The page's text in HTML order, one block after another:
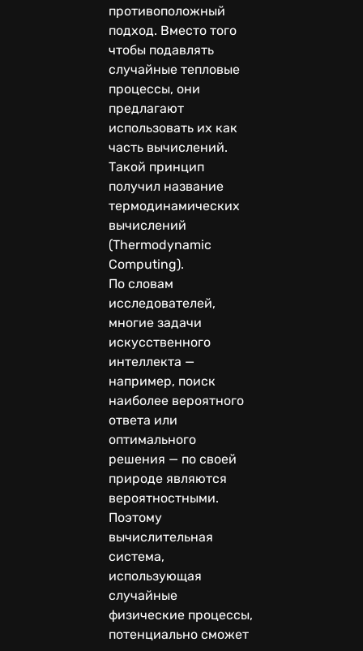
противоположный
подход. Вместо того
чтобы подавлять
случайные тепловые
процессы, они
предлагают
использовать их как
часть вычислений.
Такой принцип
получил название
термодинамических
вычислений
(Thermodynamic
Computing).
По словам
исследователей,
многие задачи
искусственного
интеллекта —
например, поиск
наиболее вероятного
ответа или
оптимального
решения — по своей
природе являются
вероятностными.
Поэтому
вычислительная
система,
использующая
случайные
физические процессы,
потенциально сможет